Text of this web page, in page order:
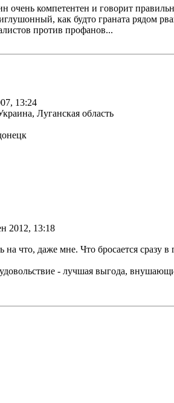
очень компетентен и говорит
как будто граната рядом
против профанов...
13:24
Луганская область
2012, 13:18
на что, даже мне. Что бросается
- лучшая выгода,